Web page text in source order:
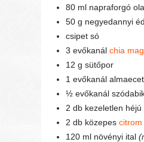
80 ml napraforgó
50 g negyedannyi
csipet só
3 evőkanálchia mag
12 g sütőpor
1 evőkanál almaecet
½ evőkanál
2 db kezeletlen
2 db közepescitrom
120 ml növényi ital